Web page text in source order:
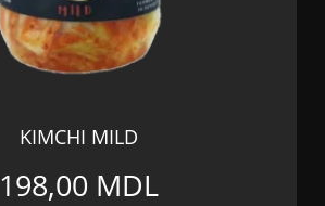
KIMCHI MILD
198,00 MDL